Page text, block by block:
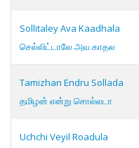
Sollitaley Ava Kaadhala
செல்லிட்டாலே அவ காதல
Tamizhan Endru Sollada
தமிழன் என்று சொல்லடா
Uchchi Veyil Roadula